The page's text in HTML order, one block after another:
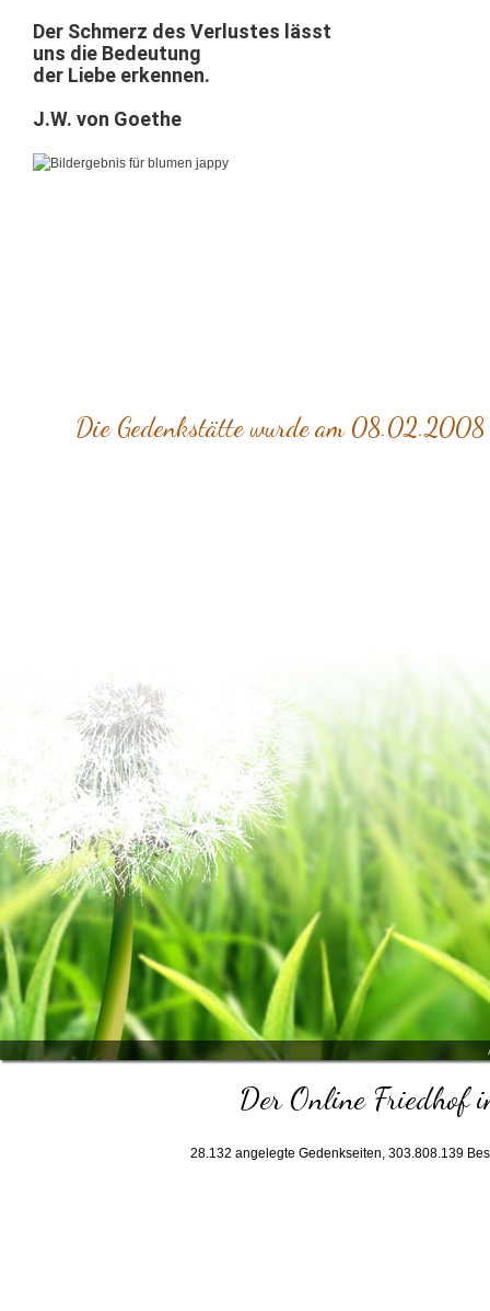
Der Schmerz des Verlustes lässt
uns die Bedeutung
der Liebe erkennen.
J.W. von Goethe
Die Gedenkstätte wurde am
Der Online Friedhof
28.132 angelegte Gedenkseiten, 303.808.139